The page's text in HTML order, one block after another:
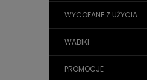
WYCOFANE Z UŻYCIA
WABIKI
PROMOCJE